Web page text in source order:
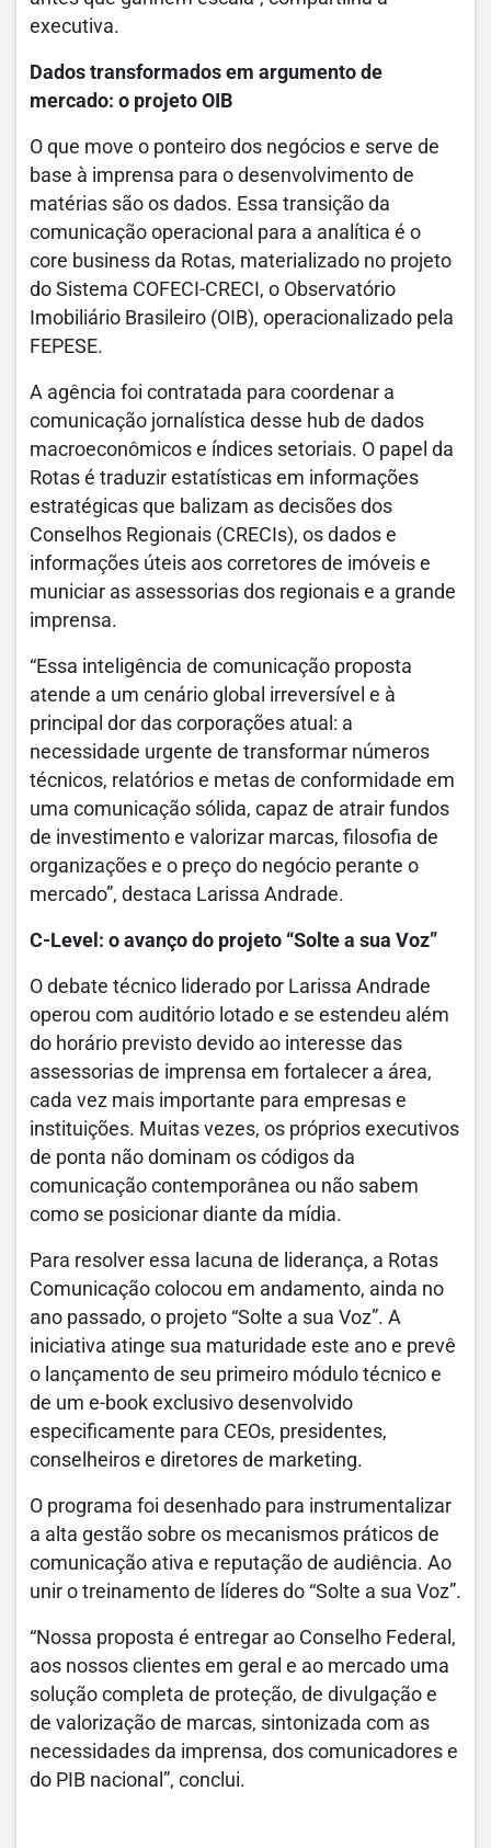
executiva.
Dados transformados em argumento de
mercado: o projeto OIB
O que move o ponteiro dos negócios e serve de
base à imprensa para o desenvolvimento de
matérias são os dados. Essa transição da
comunicação operacional para a analítica é o
core business da Rotas, materializado no projeto
do Sistema COFECI-CRECI, o Observatório
Imobiliário Brasileiro (OIB), operacionalizado pela
FEPESE.
A agência foi contratada para coordenar a
comunicação jornalística desse hub de dados
macroeconômicos e índices setoriais. O papel da
Rotas é traduzir estatísticas em informações
estratégicas que balizam as decisões dos
Conselhos Regionais (CRECIs), os dados e
informações úteis aos corretores de imóveis e
municiar as assessorias dos regionais e a grande
imprensa.
“Essa inteligência de comunicação proposta
atende a um cenário global irreversível e à
principal dor das corporações atual: a
necessidade urgente de transformar números
técnicos, relatórios e metas de conformidade em
uma comunicação sólida, capaz de atrair fundos
de investimento e valorizar marcas, filosofia de
organizações e o preço do negócio perante o
mercado”, destaca Larissa Andrade.
C-Level: o avanço do projeto “Solte a sua Voz”
O debate técnico liderado por Larissa Andrade
operou com auditório lotado e se estendeu além
do horário previsto devido ao interesse das
assessorias de imprensa em fortalecer a área,
cada vez mais importante para empresas e
instituições. Muitas vezes, os próprios executivos
de ponta não dominam os códigos da
comunicação contemporânea ou não sabem
como se posicionar diante da mídia.
Para resolver essa lacuna de liderança, a Rotas
Comunicação colocou em andamento, ainda no
ano passado, o projeto “Solte a sua Voz”. A
iniciativa atinge sua maturidade este ano e prevê
o lançamento de seu primeiro módulo técnico e
de um e-book exclusivo desenvolvido
especificamente para CEOs, presidentes,
conselheiros e diretores de marketing.
O programa foi desenhado para instrumentalizar
a alta gestão sobre os mecanismos práticos de
comunicação ativa e reputação de audiência. Ao
unir o treinamento de líderes do “Solte a sua Voz”.
“Nossa proposta é entregar ao Conselho Federal,
aos nossos clientes em geral e ao mercado uma
solução completa de proteção, de divulgação e
de valorização de marcas, sintonizada com as
necessidades da imprensa, dos comunicadores e
do PIB nacional”, conclui.